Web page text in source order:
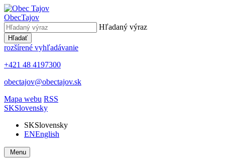
ObecTajov
Hľadaný výraz
Hľadať
rozšírené vyhľadávanie
+421 48 4197300
obectajov@obectajov.sk
Mapa webu RSS
SKSlovensky
SKSlovensky
ENEnglish
Menu